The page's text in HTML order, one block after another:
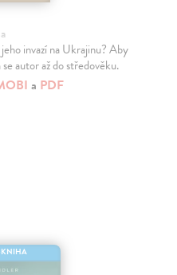
invazí na Ukrajinu? Aby
autor až do středověku.
a PDF
KNIHA